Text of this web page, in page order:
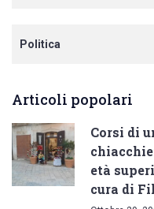
Politica
Articoli popolari
Corsi di
età
cura di